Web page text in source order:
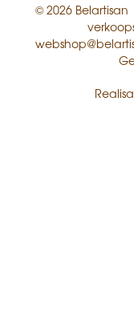
© 2026 Belartisan